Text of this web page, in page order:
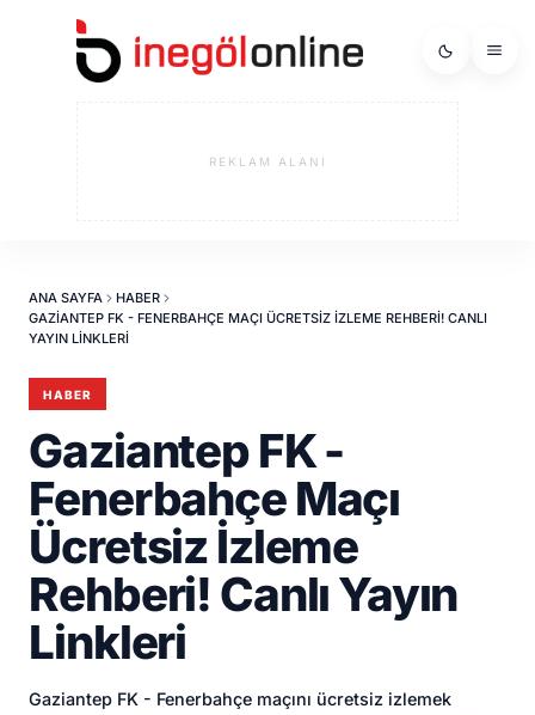
REKLAM ALANI
ANA SAYFA
HABER
GAZIANTEP FK - FENERBAHÇE MAÇI ÜCRETSIZ İZLEME REHBERI! CANLI
YAYIN LINKLERI
HABER
Gaziantep FK -
Fenerbahçe Maçı
Ücretsiz İzleme
Rehberi! Canlı Yayın
Linkleri
Gaziantep FK - Fenerbahçe maçını ücretsiz izlemek